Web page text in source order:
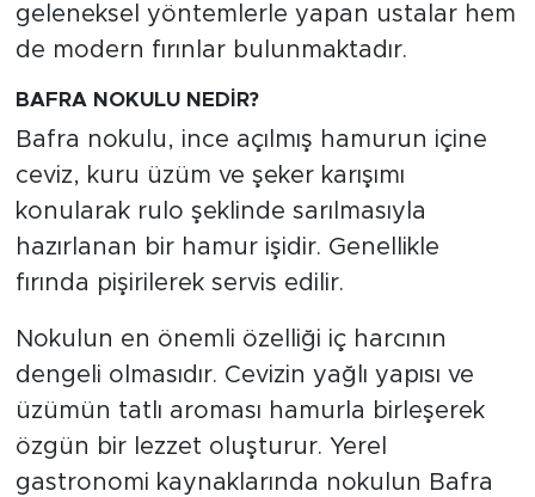
geleneksel yöntemlerle yapan ustalar hem
de modern fırınlar bulunmaktadır.
BAFRA NOKULU NEDİR?
Bafra nokulu, ince açılmış hamurun içine
ceviz, kuru üzüm ve şeker karışımı
konularak rulo şeklinde sarılmasıyla
hazırlanan bir hamur işidir. Genellikle
fırında pişirilerek servis edilir.
Nokulun en önemli özelliği iç harcının
dengeli olmasıdır. Cevizin yağlı yapısı ve
üzümün tatlı aroması hamurla birleşerek
özgün bir lezzet oluşturur. Yerel
gastronomi kaynaklarında nokulun Bafra